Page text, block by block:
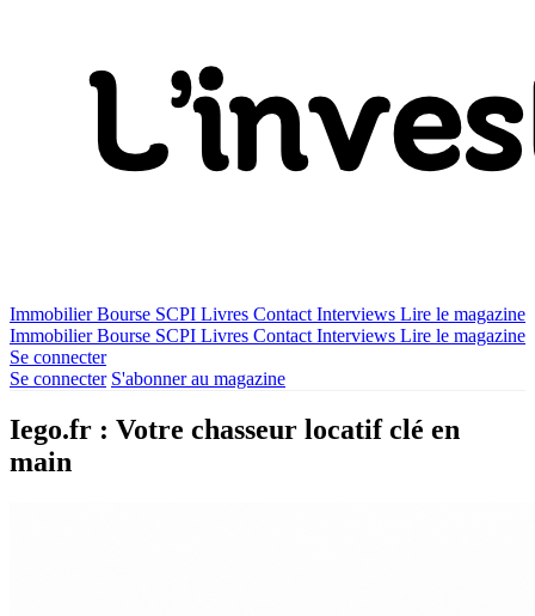
ImmobilierBourse SCPI Livres Contact Interviews Lire le magazine
ImmobilierBourse SCPI Livres Contact Interviews Lire le magazine
Se connecter
Se connecter S'abonner au magazine
Iego.fr : Votre chasseur locatif clé en
main